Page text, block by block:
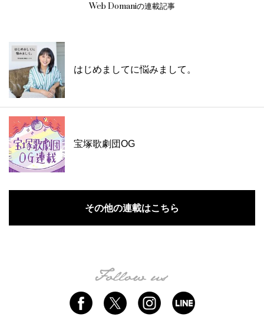
Web Domaniの連載記事
はじめましてに悩みまして。
宝塚歌劇団OG
その他の連載はこちら